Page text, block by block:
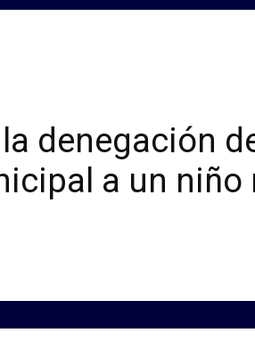
denegación
a un niño